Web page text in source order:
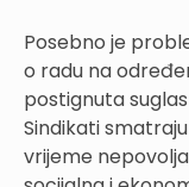
Posebno je
o radu na
postignuta
Sindikati
vrijeme